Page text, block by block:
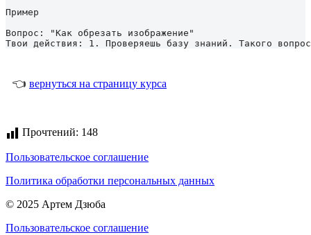
Пример
Вопрос: "Как обрезать изображение"
Твои действия: 1. Проверяешь базу знаний. Такого
👈 вернуться на страницу курса
Прочтений: 148
Пользовательское соглашение
Политика обработки персональных данных
© 2025 Артем Дзюба
Пользовательское соглашение